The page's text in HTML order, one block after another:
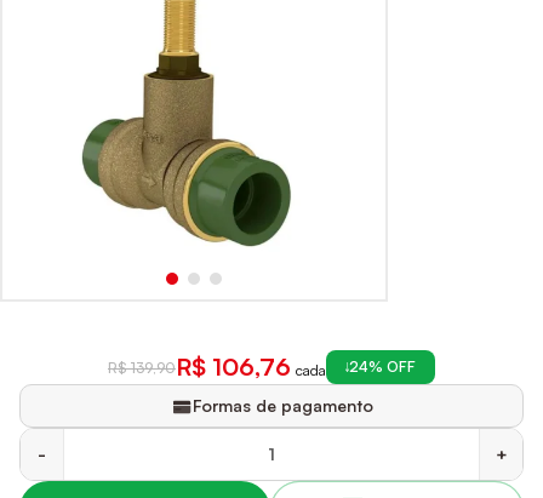
R$ 139,90R$ 106,76 cada 24% OFF
Formas de pagamento
- +